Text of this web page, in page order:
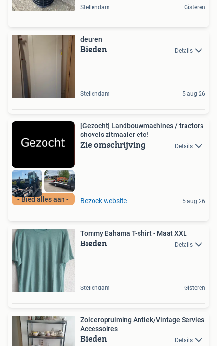
Stellendam Gisteren
deuren
Bieden Details
Stellendam 5 aug 26
- Bied alles aan -
[Gezocht] Landbouwmachines / tractors
shovels zitmaaier etc!
Zie omschrijving Details
Bezoek website 5 aug 26
Tommy Bahama T-shirt - Maat XXL
Bieden Details
Stellendam Gisteren
Zolderopruiming Antiek/Vintage Servies
Accessoires
Bieden Details